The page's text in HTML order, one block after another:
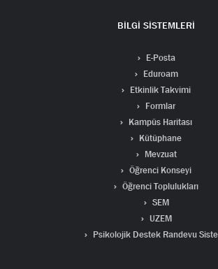
BİLGİ SİSTEMLERİ
E-Posta
Eduroam
Etkinlik Takvimi
Formlar
Kampüs Haritası
Kütüphane
Mevzuat
Öğrenci Konseyi
Öğrenci Toplulukları
SEM
UZEM
Psikolojik Destek Randevu